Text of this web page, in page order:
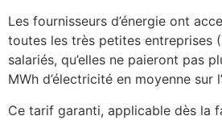
Les fournisseurs d’énergie ont
toutes les très petites entreprises
salariés, qu’elles ne paieront pas
MWh d’électricité en moyenne sur
Ce tarif garanti, applicable dès la